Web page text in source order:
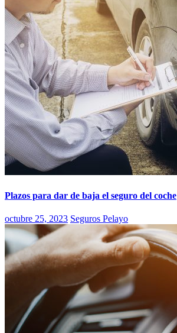
Plazos para dar de baja el seguro del coche
octubre 25, 2023 Seguros Pelayo